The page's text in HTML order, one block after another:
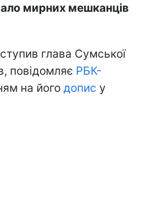
мирних мешканців
глава Сумської
повідомляє РБК-
на його допис у